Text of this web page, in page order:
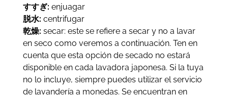
すすぎ: enjuagar
脱水: centrifugar
乾燥: secar: este se refiere a secar y no a lavar
en seco como veremos a continuación. Ten en
cuenta que esta opción de secado no estará
disponible en cada lavadora japonesa. Si la tuya
no lo incluye, siempre puedes utilizar el servicio
de lavandería a monedas. Se encuentran en